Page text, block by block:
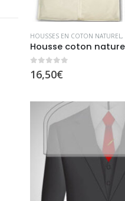
HOUSSES EN COTON NATUREL,
0 sur 5
16,50€